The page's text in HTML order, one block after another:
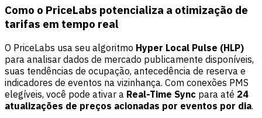
Como o PriceLabs potencializa a otimização de
tarifas em tempo real
O PriceLabs usa seu algoritmo Hyper Local Pulse (HLP)
para analisar dados de mercado publicamente disponíveis,
suas tendências de ocupação, antecedência de reserva e
indicadores de eventos na vizinhança. Com conexões PMS
elegíveis, você pode ativar a Real-Time Sync para até 24
atualizações de preços acionadas por eventos por dia.